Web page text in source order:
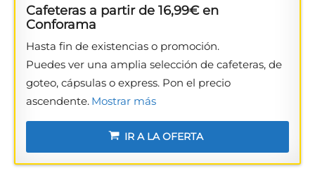
Cafeteras a partir de 16,99€ en
Conforama
Hasta fin de existencias o promoción.
Puedes ver una amplia selección de cafeteras, de
goteo, cápsulas o express. Pon el precio
ascendente. Mostrar más
IR A LA OFERTA